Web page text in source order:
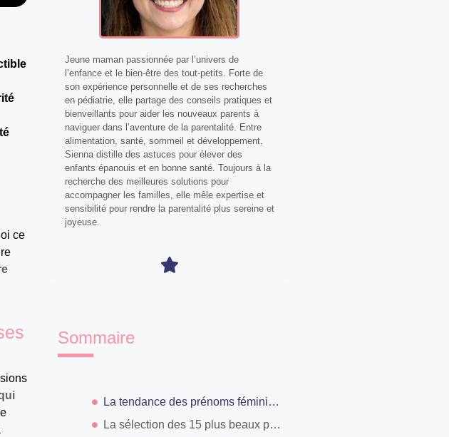
ce
Jeune maman passionnée par l’univers de
l’enfance et le bien-être des tout-petits. Forte de
son expérience personnelle et de ses recherches
en pédiatrie, elle partage des conseils pratiques et
bienveillants pour aider les nouveaux parents à
naviguer dans l’aventure de la parentalité. Entre
alimentation, santé, sommeil et développement,
Sienna distille des astuces pour élever des
enfants épanouis et en bonne santé. Toujours à la
recherche des meilleures solutions pour
accompagner les familles, elle mêle expertise et
sensibilité pour rendre la parentalité plus sereine et
joyeuse.
Sommaire
La tendance des prénoms féminins inspirés de pierres précieuses
La sélection des 15 plus beaux prénoms de filles inspirés de pierres précieuses